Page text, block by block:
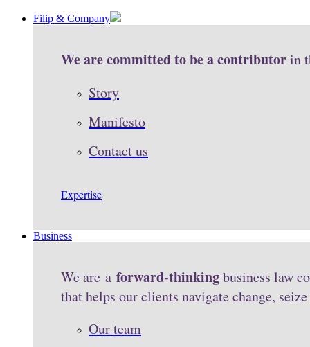
Filip & Company
We are committed to be a contributorin
Story
Manifesto
Contact us
Expertise
Business
We are a forward-thinkingbusiness law
that helps our clients navigate change,
Our team